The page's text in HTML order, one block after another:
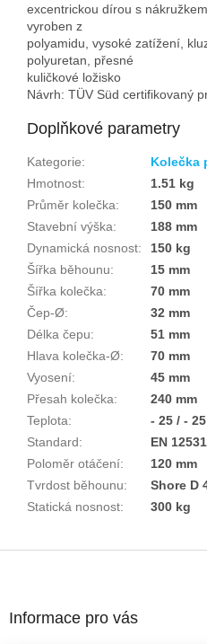
excentrickou dírou s
vyroben z
polyamidu, vysoké zatížení,
polyuretan, přesné
kuličkové ložisko
Návrh: TÜV Süd certifikovaný
Doplňkové parametry
Kategorie:
Kolečka
Hmotnost:
1.51 kg
Průměr kolečka:
150 mm
Stavební výška:
188 mm
Dynamická nosnost:
150 kg
Šířka běhounu:
15 mm
Šířka kolečka:
70 mm
Čep-Ø:
32 mm
Délka čepu:
51 mm
Hlava kolečka-Ø:
70 mm
Vyosení:
45 mm
Přesah kolečka:
240 mm
Teplota:
- 25 / - 25
Standard:
EN 12531
Poloměr otáčení:
120 mm
Tvrdost běhounu:
Shore D
Statická nosnost: 300 kg
Informace pro vás